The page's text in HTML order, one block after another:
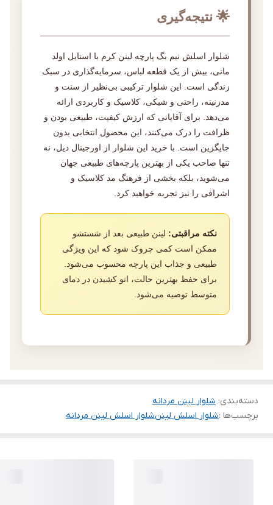
🌟 نتیجه‌گیری
شلوار اسلش نیم بگ پارچه لینن کرم با استایل اولد
مانی، بیش از یک قطعه لباس، سرمایه‌گذاری در سبک
زندگی است. این شلوار ترکیبی بی‌نظیر از سنت و
مدرنیته، راحتی و شیکی، کلاسیک و کاربردی ارائه
می‌دهد. برای آقایانی که ارزش کیفیت، طبیعی بودن و
ظرافت را درک می‌کنند، این محصول انتخابی بدون
جایگزین است. با خرید این شلوار از اورجینال دیل، نه
تنها صاحب یکی از بهترین پارچه‌های طبیعی جهان
می‌شوید، بلکه بخشی از فرهنگ مد کلاسیک و
اشرافی را نیز تجربه خواهید کرد.
نکته مراقبتی: لینن طبیعی بعد از شستشو
ممکن است کمی چروک شود که این ویژگی
طبیعی و جذاب این پارچه محسوب می‌شود.
برای حفظ بهترین حالت، اتو کشیدن در دمای
متوسط توصیه می‌شود.
دسته‌بندی: شلوار لینن مردانه
برچسب‌ها :شلوار اسلش لیننشلوار اسلش لینن مردانه